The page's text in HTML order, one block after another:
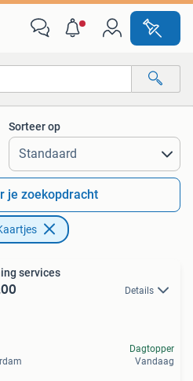
Sorteer op
je zoekopdracht
services
Details
Dagtopper
Vandaag